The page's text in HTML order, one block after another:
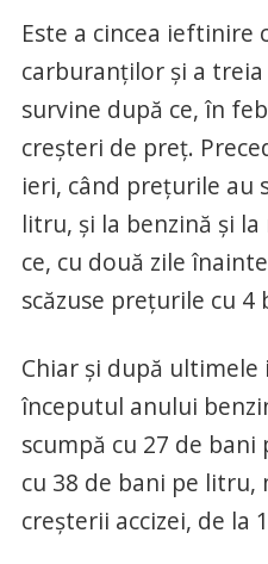
Este a cincea ieftinire
carburanților și a
survine după ce, în
creșteri de preț.
ieri, când prețurile au
litru, și la benzină și
ce, cu două zile
scăzuse prețurile cu 4
Chiar și după
începutul anului
scumpă cu 27 de
cu 38 de bani pe litru,
creșterii accizei, de la